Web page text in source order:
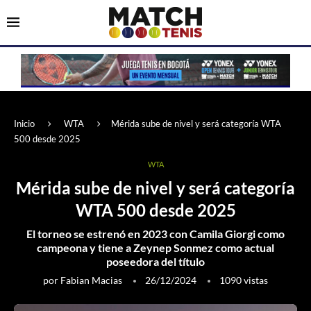
Inicio WTA
Mérida sube de nivel y será categoría WTA
500 desde 2025
WTA
Mérida sube de nivel y será categoría
WTA 500 desde 2025
El torneo se estrenó en 2023 con Camila Giorgi como
campeona y tiene a Zeynep Sonmez como actual
poseedora del título
por Fabian Macias 26/12/2024 1090vistas